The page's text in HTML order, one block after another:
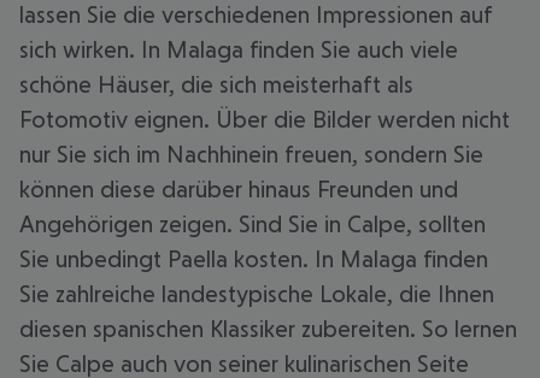
lassen Sie die verschiedenen Impressionen auf
sich wirken. In Malaga finden Sie auch viele
schöne Häuser, die sich meisterhaft als
Fotomotiv eignen. Über die Bilder werden nicht
nur Sie sich im Nachhinein freuen, sondern Sie
können diese darüber hinaus Freunden und
Angehörigen zeigen. Sind Sie in Calpe, sollten
Sie unbedingt Paella kosten. In Malaga finden
Sie zahlreiche landestypische Lokale, die Ihnen
diesen spanischen Klassiker zubereiten. So lernen
Sie Calpe auch von seiner kulinarischen Seite